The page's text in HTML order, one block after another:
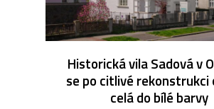
Historická vila Sadová v
se po citlivé rekonstrukci
celá do bílé barvy